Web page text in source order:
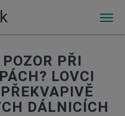
PŘI
LOVCI
DÁLNICÍCH